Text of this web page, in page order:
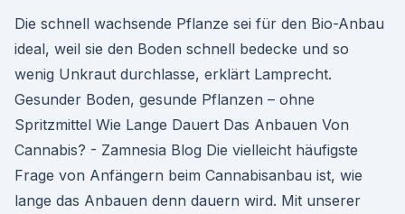
Die schnell wachsende Pflanze sei für den Bio-Anbau
ideal, weil sie den Boden schnell bedecke und so
wenig Unkraut durchlasse, erklärt Lamprecht.
Gesunder Boden, gesunde Pflanzen – ohne
Spritzmittel Wie Lange Dauert Das Anbauen Von
Cannabis? - Zamnesia Blog Die vielleicht häufigste
Frage von Anfängern beim Cannabisanbau ist, wie
lange das Anbauen denn dauern wird. Mit unserer